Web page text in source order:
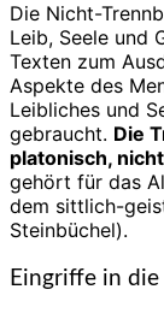
Die Nicht-
Leib, Seele und
Texten zum
Aspekte des
Leibliches und
gebraucht. Die
platonisch,
gehört für das
dem sittlich-
Steinbüchel).
Eingriffe in